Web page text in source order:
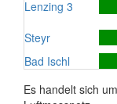
Lenzing 3
Steyr
Bad Ischl
Es handelt sich